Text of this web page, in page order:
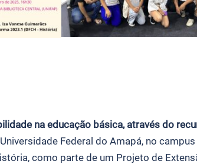
na educação básica, através do
Federal do Amapá, no
como parte de um Projeto de